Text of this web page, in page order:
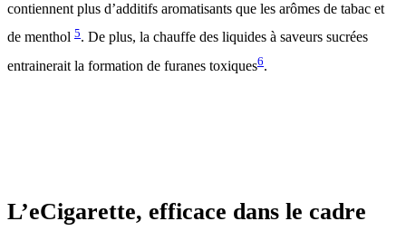
contiennent plus d’additifs aromatisants que les arômes de tabac et
de menthol 5. De plus, la chauffe des liquides à saveurs sucrées
entrainerait la formation de furanes toxiques6.
L’eCigarette, efficace dans le cadre